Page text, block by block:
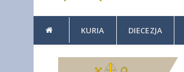
KURIA DIECEZJA